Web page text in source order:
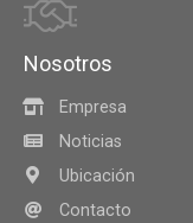
Nosotros
Empresa
Noticias
Ubicación
Contacto